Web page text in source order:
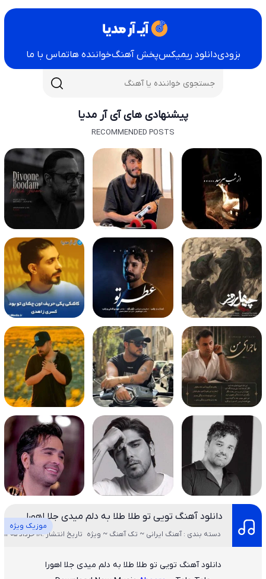
بزودیدانلود ریمیکسپخش آهنگخواننده هاتماس با ما
پیشنهادی های آی آر مدیا
RECOMMENDED POSTS
دانلود آهنگ تویی تو طلا طلا به دلم میدی جلا اهورا
موزیک ویژه
دسته بندی : آهنگ ایرانی ~ تک آهنگ ~ ویژه تاریخ انتشار :18 خرداد 1405
دانلود آهنگ تویی تو طلا طلا به دلم میدی جلا اهورا